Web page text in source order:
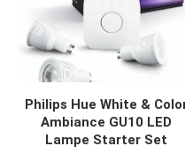
JETZT KAUFEN
Philips Hue White &
Ambiance GU10 LED
Lampe Starter Set